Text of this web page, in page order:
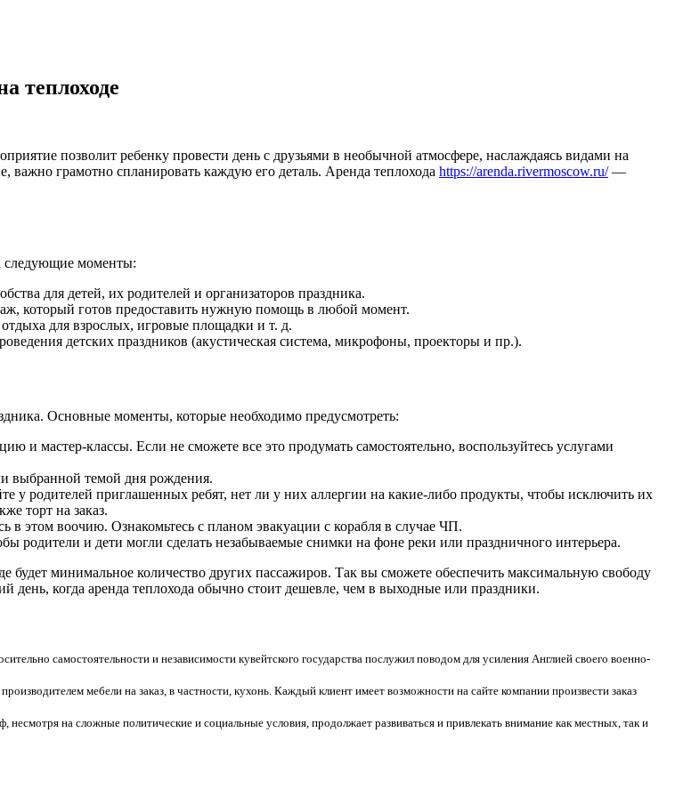
теплоходе
позволит ребенку провести день с друзьями в необычной атмосфере, наслаждаясь видами на
грамотно спланировать каждую его деталь. Аренда теплохода https://arenda.rivermoscow.ru/—
следующие моменты:
для детей, их родителей и организаторов праздника.
который готов предоставить нужную помощь в любой момент.
для взрослых, игровые площадки и т. д.
детских праздников (акустическая система, микрофоны, проекторы и пр.).
Основные моменты, которые необходимо предусмотреть:
и мастер-классы. Если не сможете все это продумать самостоятельно, воспользуйтесь услугами
выбранной темой дня рождения.
у родителей приглашенных ребят, нет ли у них аллергии на какие-либо продукты, чтобы исключить их
торт на заказ.
в этом воочию. Ознакомьтесь с планом эвакуации с корабля в случае ЧП.
родители и дети могли сделать незабываемые снимки на фоне реки или праздничного интерьера.
будет минимальное количество других пассажиров. Так вы сможете обеспечить максимальную свободу
день, когда аренда теплохода обычно стоит дешевле, чем в выходные или праздники.
самостоятельности и независимости кувейтского государства послужил поводом для усиления Англией своего военно-
мебели на заказ, в частности, кухонь. Каждый клиент имеет возможности на сайте компании произвести заказ
несмотря на сложные политические и социальные условия, продолжает развиваться и привлекать внимание как местных, так и